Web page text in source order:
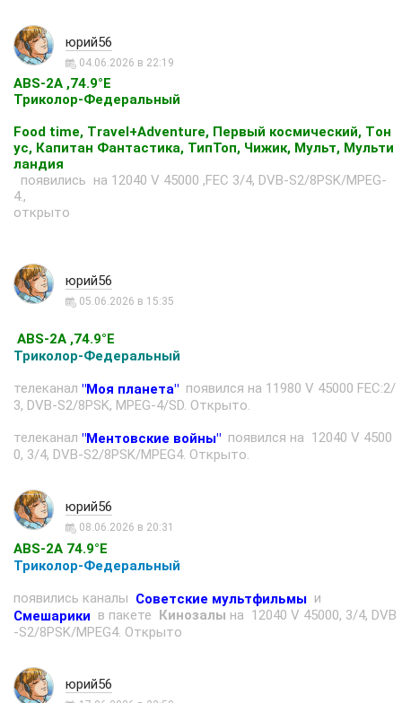
юрий56
04.06.2026 в 22:19
ABS-2A ,74.9°E
Триколор-Федеральный
Food time, Travel+Adventure, Первый космический, Tон
ус, Капитан Фантастика, ТипТоп, Чижик, Мульт, Мульти
ландия
появились на 12040 V 45000 ,FEC 3/4, DVB-S2/8PSK/MPEG-
4.,
открыто
юрий56
05.06.2026 в 15:35
ABS-2A ,74.9°E
Триколор-Федеральный
телеканал "Моя планета" появился на 11980 V 45000 FEC:2/
3, DVB-S2/8PSK, MPEG-4/SD. Открыто.
телеканал "Ментовские войны" появился на 12040 V 4500
0, 3/4, DVB-S2/8PSK/MPEG4. Открыто.
юрий56
08.06.2026 в 20:31
ABS-2A 74.9°E
Триколор-Федеральный
появились каналы Советские мультфильмы и
Смешарики в пакете Кинозалы нa 12040 V 45000, 3/4, DVB
-S2/8PSK/MPEG4. Открыто
юрий56